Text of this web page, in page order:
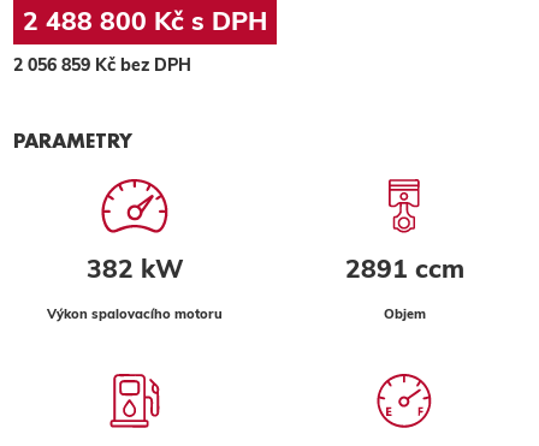
2 488 800 Kč s DPH
2 056 859 Kč bez DPH
PARAMETRY
382 kW
Výkon spalovacího motoru
2891 ccm
Objem